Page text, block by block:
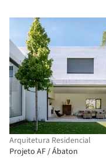
Arquitetura Residencial
Projeto AF / Ábaton